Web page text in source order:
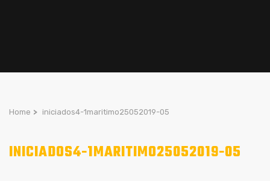
Home > iniciados4-1maritimo25052019-05
INICIADOS4-1MARITIMO25052019-05